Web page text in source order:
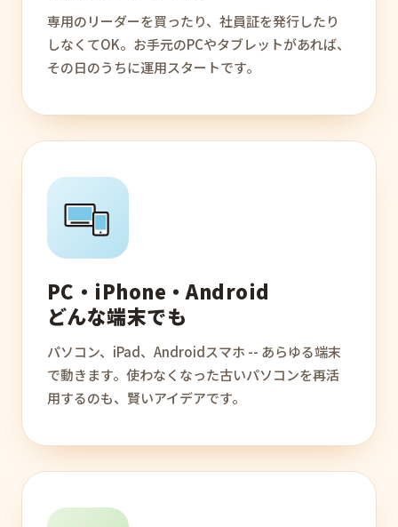
専用のリーダーを買ったり、社員証を発行したり
しなくてOK。お手元のPCやタブレットがあれば、
その日のうちに運用スタートです。
PC・iPhone・Android
どんな端末でも
パソコン、iPad、Androidスマホ -- あらゆる端末
で動きます。使わなくなった古いパソコンを再活
用するのも、賢いアイデアです。